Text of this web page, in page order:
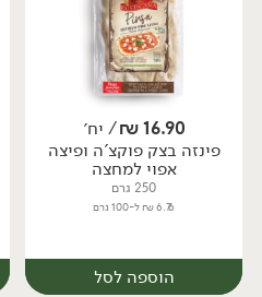
יח׳
16.90
₪/ יח׳
פינזה בצק פוקצ'ה ופיצה
אפוי למחצה
250 גרם
6.76 ₪ ל-100 גרם
הוספה לסל